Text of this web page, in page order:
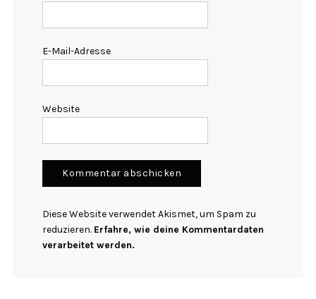
E-Mail-Adresse
Website
Diese Website verwendet Akismet, um Spam zu
reduzieren. Erfahre, wie deine Kommentardaten
verarbeitet werden.